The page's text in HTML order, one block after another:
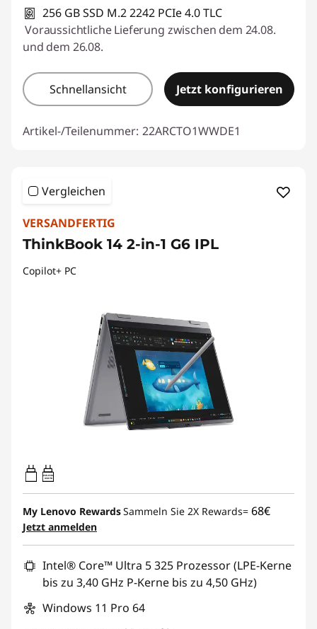
256 GB SSD M.2 2242 PCIe 4.0 TLC
Voraussichtliche Lieferung zwischen dem 24.08.
und dem 26.08.
Schnellansicht Jetzt konfigurieren
Artikel-/Teilenummer: 22ARCTO1WWDE1
Vergleichen
VERSANDFERTIG
ThinkBook 14 2-in-1 G6 IPL
Copilot+ PC
45W-65W
USB PD
My Lenovo RewardsSammeln Sie 2X Rewards= 68€
Jetzt anmelden
Intel® Core™ Ultra 5 325 Prozessor (LPE-Kerne
bis zu 3,40 GHz P-Kerne bis zu 4,50 GHz)
Windows 11 Pro 64